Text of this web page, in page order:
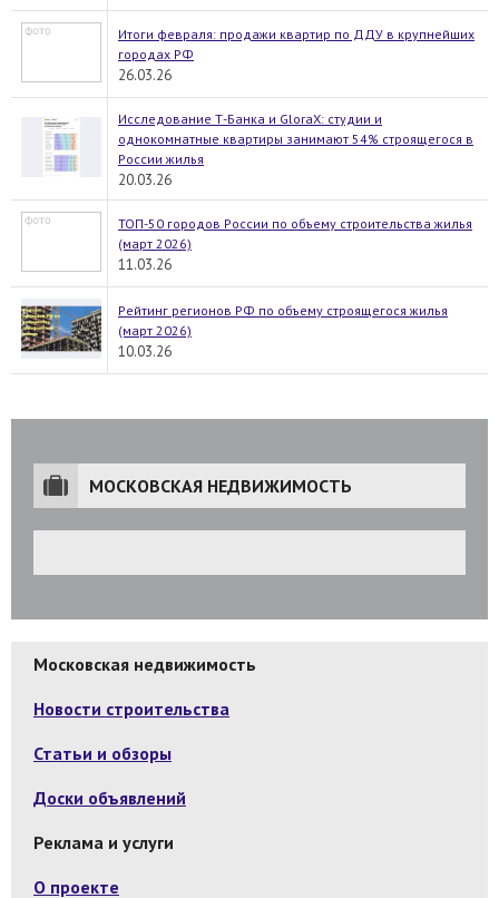
Итоги февраля: продажи квартир по ДДУ в крупнейших
городах РФ
26.03.26
Исследование Т-Банка и GloraX: студии и
однокомнатные квартиры занимают 54% строящегося в
России жилья
20.03.26
ТОП-50 городов России по объему строительства жилья
(март 2026)
11.03.26
Рейтинг регионов РФ по объему строящегося жилья
(март 2026)
10.03.26
МОСКОВСКАЯ НЕДВИЖИМОСТЬ
Московская недвижимость
Новости строительства
Статьи и обзоры
Доски объявлений
Реклама и услуги
О проекте